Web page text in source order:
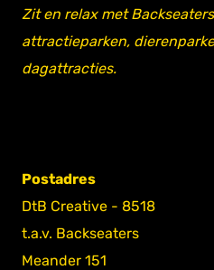
Zit en relax met
attractieparken,
dagattracties.
Postadres
DtB Creative - 8518
t.a.v. Backseaters
Meander 151